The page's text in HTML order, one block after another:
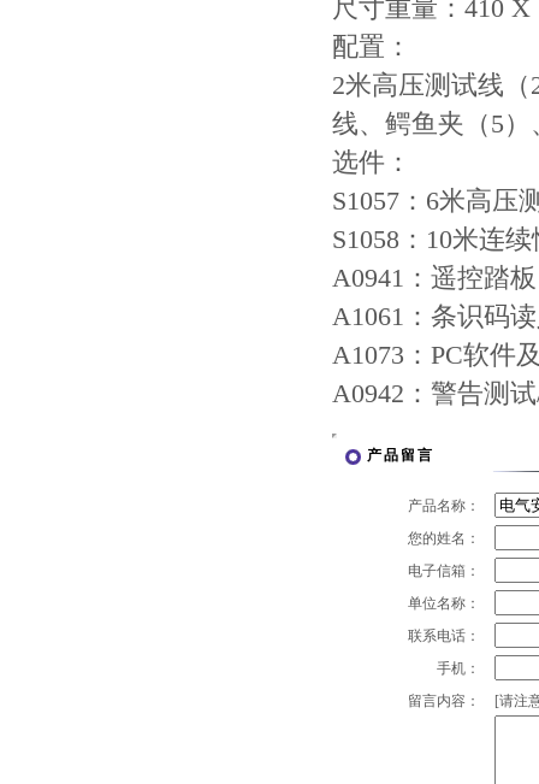
尺寸重量：410
配置：
2米高压测试线
线、鳄鱼夹（5
选件：
S1057：6米高压
S1058：10米连
A0941：遥控踏板
A1061：条识码
A1073：PC软件
A0942：警告测
产品留言
产品名称：
您的姓名：
电子信箱：
单位名称：
联系电话：
手机：
留言内容：
[请注